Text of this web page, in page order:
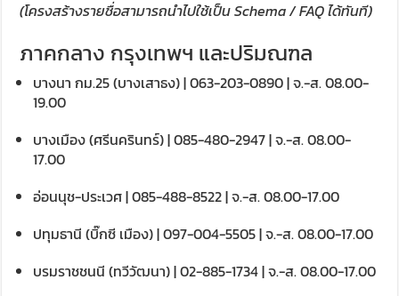
(โครงสร้างรายชื่อสามารถนำไปใช้เป็น Schema / FAQ ได้ทันที)
ภาคกลาง กรุงเทพฯ และปริมณฑล
บางนา กม.25 (บางเสาธง) | 063-203-0890 | จ.-ส. 08.00-
19.00
บางเมือง (ศรีนครินทร์) | 085-480-2947 | จ.-ส. 08.00-
17.00
อ่อนนุช-ประเวศ | 085-488-8522 | จ.-ส. 08.00-17.00
ปทุมธานี (บิ๊กซี เมือง) | 097-004-5505 | จ.-ส. 08.00-17.00
บรมราชชนนี (ทวีวัฒนา) | 02-885-1734 | จ.-ส. 08.00-17.00